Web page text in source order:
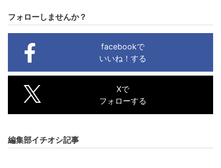
フォローしませんか？
facebookで
いいね！する
Xで
フォローする
編集部イチオシ記事